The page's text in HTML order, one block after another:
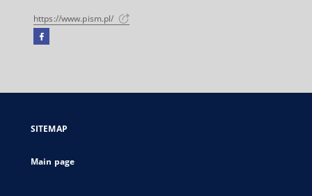
https://www.pism.pl/
Facebook
open
new
SITEMAP
Main page